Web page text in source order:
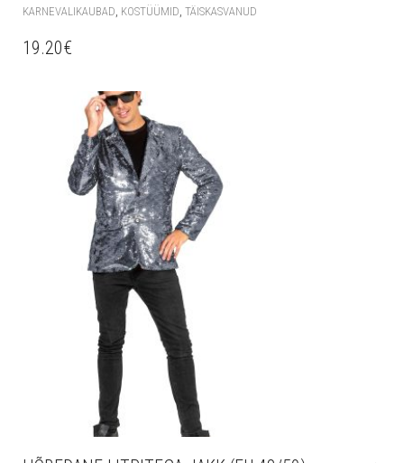
KARNEVALIKAUBAD, KOSTÜÜMID, TÄISKASVANUD
19.20€